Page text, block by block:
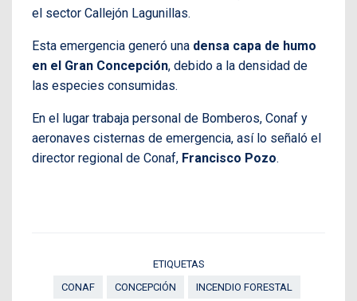
el sector Callejón Lagunillas.
Esta emergencia generó una densa capa de humo
en el Gran Concepción, debido a la densidad de
las especies consumidas.
En el lugar trabaja personal de Bomberos, Conaf y
aeronaves cisternas de emergencia, así lo señaló el
director regional de Conaf, Francisco Pozo.
ETIQUETAS
CONAF
CONCEPCIÓN INCENDIO FORESTAL